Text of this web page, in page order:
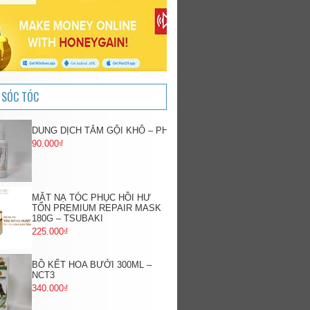
TÓC
DUNG DỊCH TẮM GỘI KHÔ – PH
90.000₫
MẶT NẠ TÓC PHỤC HỒI HƯ
TỔN PREMIUM REPAIR MASK
180G – TSUBAKI
225.000₫
BỒ KẾT HOA BƯỞI 300ML –
NCT3
340.000₫